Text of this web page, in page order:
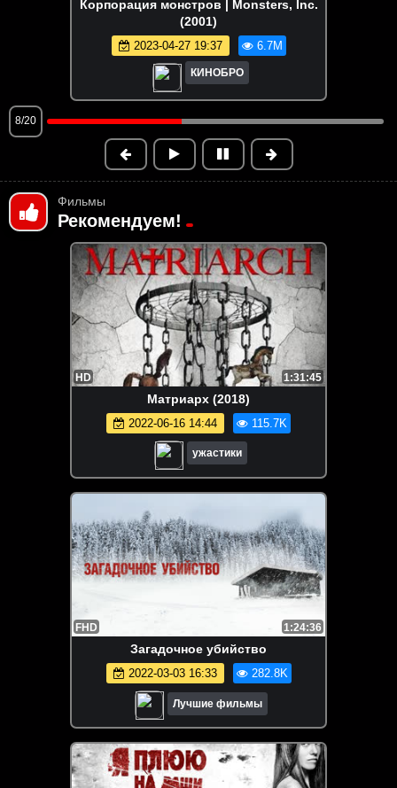
Зверополис | Zootopia (2016)
2024-12-16 19:01
КИНОБРО
9/20
Фильмы
Рекомендуем!
HD 1:31:45
Матриарх (2018)
2022-06-16 14:44 115.7K
ужастики
FHD 1:24:36
Загадочное убийство
2022-03-03 16:33 282.8K
Лучшие фильмы